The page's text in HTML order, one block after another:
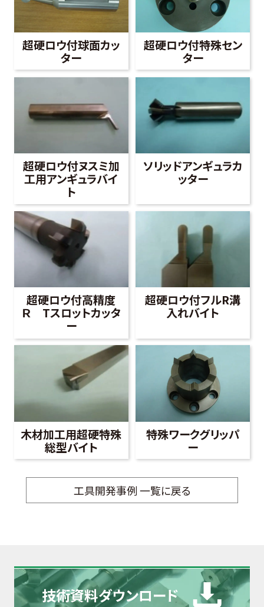
超硬ロウ付球面カッ
ター
超硬ロウ付特殊セン
ター
超硬ロウ付ヌスミ加
工用アンギュラバイ
ト
ソリッドアンギュラカ
ッター
超硬ロウ付高精度
Ｒ Tスロットカッタ
ー
超硬ロウ付フルR溝
入れバイト
木材加工用超硬特殊
総型バイト
特殊ワークグリッパ
ー
工具開発事例 一覧に戻る
技術資料ダウンロード